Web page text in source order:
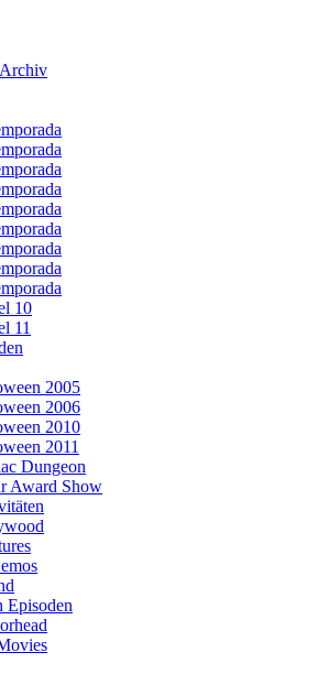
10
11
2005
2006
2010
2011
Dungeon
Award Show
Episoden